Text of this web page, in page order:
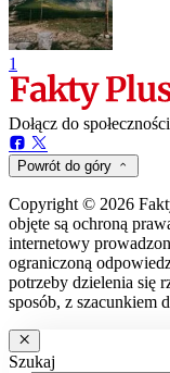
1
Dołącz do społeczności
Powrót do góry
Copyright © 2026
objęte są ochroną
internetowy
ograniczoną
potrzeby dzielenia się
sposób, z szacunkiem
Szukaj